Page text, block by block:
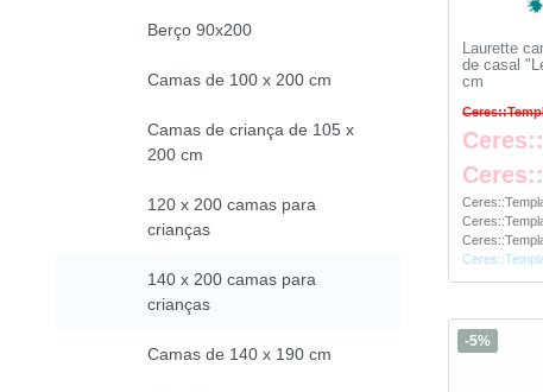
Berço 90x200
Camas de 100 x 200 cm
Camas de criança de 105 x
200 cm
120 x 200 camas para
crianças
140 x 200 camas para
crianças
Camas de 140 x 190 cm
Laurette
de casal
cm
-5%